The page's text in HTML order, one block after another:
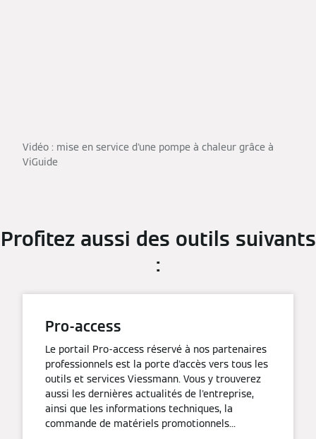
Vidéo : mise en service d'une pompe à chaleur grâce à
ViGuide
Profitez aussi des outils suivants
:
Pro-access
Le portail Pro-access réservé à nos partenaires
professionnels est la porte d'accès vers tous les
outils et services Viessmann. Vous y trouverez
aussi les dernières actualités de l'entreprise,
ainsi que les informations techniques, la
commande de matériels promotionnels...